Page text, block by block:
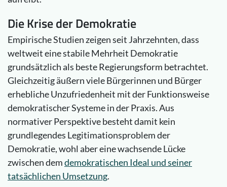
Die Krise der Demokratie
Empirische Studien zeigen seit Jahrzehnten, dass
weltweit eine stabile Mehrheit Demokratie
grundsätzlich als beste Regierungsform betrachtet.
Gleichzeitig äußern viele Bürgerinnen und Bürger
erhebliche Unzufriedenheit mit der Funktionsweise
demokratischer Systeme in der Praxis. Aus
normativer Perspektive besteht damit kein
grundlegendes Legitimationsproblem der
Demokratie, wohl aber eine wachsende Lücke
zwischen demdemokratischen Ideal und seiner
tatsächlichen Umsetzung.